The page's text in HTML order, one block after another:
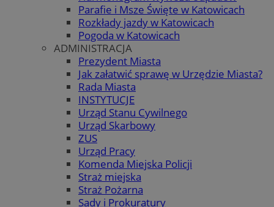
Parafie i Msze Święte w Katowicach
Rozkłady jazdy w Katowicach
Pogoda w Katowicach
ADMINISTRACJA
Prezydent Miasta
Jak załatwić sprawę w Urzędzie Miasta?
Rada Miasta
INSTYTUCJE
Urząd Stanu Cywilnego
Urząd Skarbowy
ZUS
Urząd Pracy
Komenda Miejska Policji
Straż miejska
Straż Pożarna
Sądy i Prokuratury